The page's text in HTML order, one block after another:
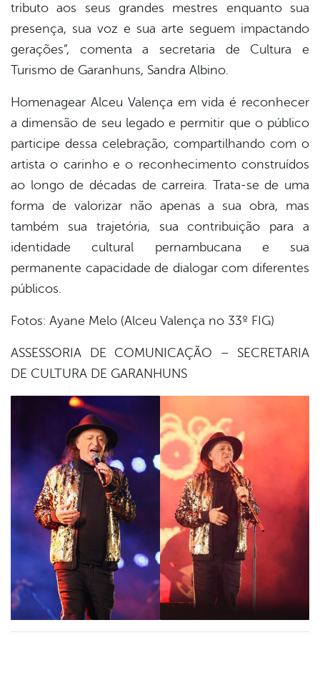
tributo aos seus grandes mestres enquanto sua
presença, sua voz e sua arte seguem impactando
gerações”, comenta a secretaria de Cultura e
Turismo de Garanhuns, Sandra Albino.
Homenagear Alceu Valença em vida é reconhecer
a dimensão de seu legado e permitir que o público
participe dessa celebração, compartilhando com o
artista o carinho e o reconhecimento construídos
ao longo de décadas de carreira. Trata-se de uma
forma de valorizar não apenas a sua obra, mas
também sua trajetória, sua contribuição para a
identidade cultural pernambucana e sua
permanente capacidade de dialogar com diferentes
públicos.
Fotos: Ayane Melo (Alceu Valença no 33º FIG)
ASSESSORIA DE COMUNICAÇÃO – SECRETARIA
DE CULTURA DE GARANHUNS